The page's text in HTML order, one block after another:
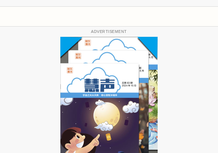
ADVERTISEMENT